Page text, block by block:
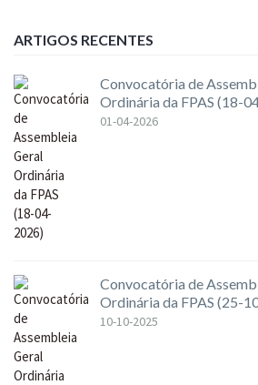
ARTIGOS RECENTES
Convocatória de
Ordinária da FPAS (18-
01-04-2026
Convocatória de
Ordinária da FPAS (25-
10-10-2025